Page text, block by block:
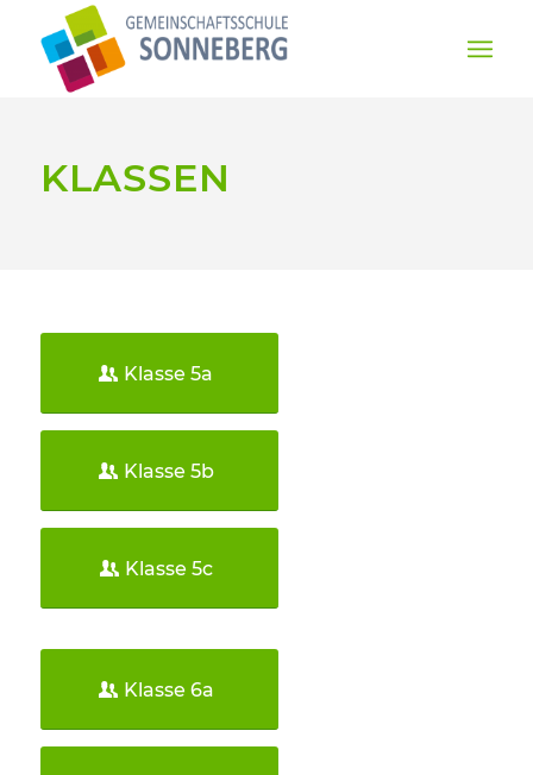
KLASSEN
Klasse 5a
Klasse 5b
Klasse 5c
Klasse 6a